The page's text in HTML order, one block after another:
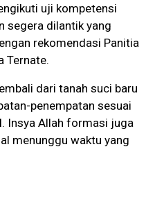
uji kompetensi
segera dilantik yang
rekomendasi Panitia
Ternate.
dari tanah suci baru
penempatan sesuai
Insya Allah formasi juga
menunggu waktu yang